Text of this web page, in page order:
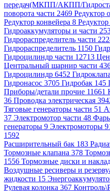
передач(МКПП/АКПП/
поворота части 2469 Редуктор
Редуктор конвейера 8
Гидроаккумуляторы и части
Гидрораспределитель части
Гидрораспределитель 1150
Гидроцилиндр части 12713
Центральный шарнир части
Гидроцилиндр 6452
Гидронасос 3705 Гидробак 145
Приборы/детали прочие 11661
36 Проводка электрическая
Тяговые генераторы части 51
37 Электромотор части 48
генераторы 9 Электромоторы
1592
Расширительный бак 183
Тормозные клапана 378
1556 Тормозные диски и
Воздушные ресиверы и
жидкости 15
Рулевая колонка 367